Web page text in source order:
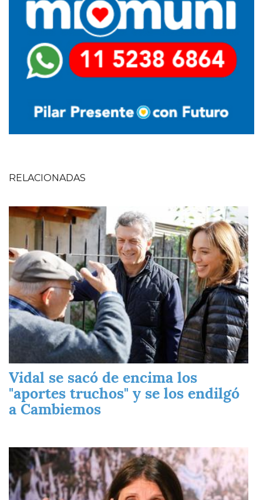
RELACIONADAS
Imagen
Vidal se sacó de encima los
"aportes truchos" y se los endilgó
a Cambiemos
Imagen